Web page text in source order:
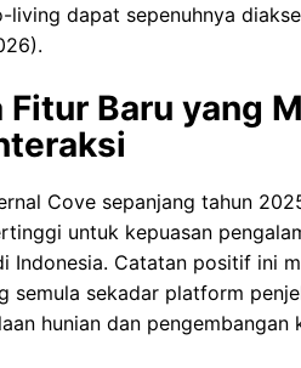
living dapat sepenuhnya
Fitur Baru yang
Cove sepanjang tahun
untuk kepuasan
Indonesia. Catatan positif ini
semula sekadar platform
hunian dan pengembangan